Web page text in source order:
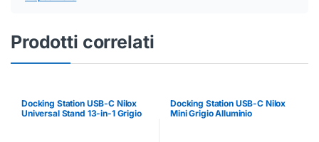
Prodotti correlati
Docking Station USB-C Nilox
Universal Stand 13-in-1 Grigio
Docking Station USB-C Nilox
Mini Grigio Alluminio